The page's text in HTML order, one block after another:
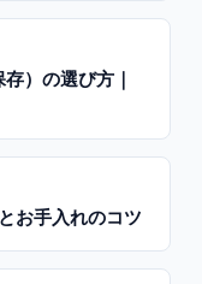
）の選び方｜
お手入れのコツ